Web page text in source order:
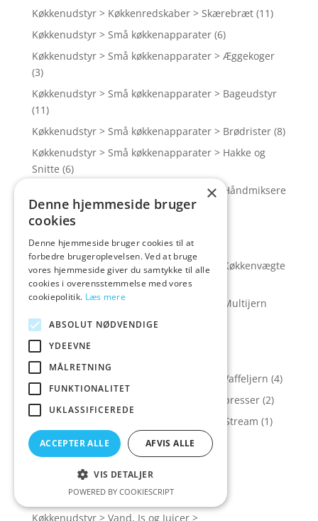
Køkkenudstyr > Køkkenredskaber > Skærebræt (11)
Køkkenudstyr > Små køkkenapparater (6)
Køkkenudstyr > Små køkkenapparater > Æggekoger
(3)
Køkkenudstyr > Små køkkenapparater > Bageudstyr
(11)
Køkkenudstyr > Små køkkenapparater > Brødrister (8)
Køkkenudstyr > Små køkkenapparater > Hakke og
Snitte (6)
Køkkenudstyr > Små køkkenapparater > Håndmiksere
(6)
Køkkenudstyr > Små køkkenapparater >
Køkkenredskaber (27)
Køkkenudstyr > Små køkkenapparater > Køkkenvægte
(6)
Køkkenudstyr > Små køkkenapparater > Multijern
maskiner (1)
Køkkenudstyr > Små køkkenapparater >
Toastmaskine
Køkkenudstyr > Små køkkenapparater > Vaffeljern (4)
Køkkenudstyr > Vand, Is og Juicer > Juicepresser (2)
Køkkenudstyr > Vand, Is og Juicer > SodaStream (1)
Køkkenudstyr > Vand, Is og Juicer >
Sodavandsmaskiner
(1)
Køkkenudstyr > Vand, Is og Juicer >
Sodavandsmaskiner > Flasker
Køkkenudstyr > Vand, Is og Juicer >
×
Denne hjemmeside bruger
cookies
Denne hjemmeside bruger cookies til at
forbedre brugeroplevelsen. Ved at bruge
vores hjemmeside giver du samtykke til alle
cookies i overensstemmelse med vores
cookiepolitik. Læs mere
ABSOLUT NØDVENDIGE
YDEEVNE
MÅLRETNING
FUNKTIONALITET
UKLASSIFICEREDE
ACCEPTER ALLE AFVIS ALLE
VIS DETALJER
POWERED BY COOKIESCRIPT